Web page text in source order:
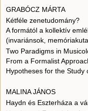
GRABÓCZ MÁRTA
Kétféle zenetudomány?
A formától a kollektív
(invariánsok,
Two Paradigms in
From a Formalist
Hypotheses for the Study
MALINA JÁNOS
Haydn és Eszterháza a